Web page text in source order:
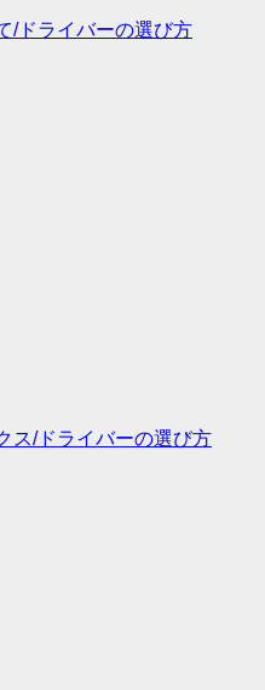
/ドライバーの選び方
ス/ドライバーの選び方